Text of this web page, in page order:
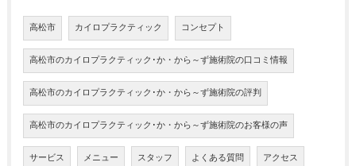
高松市 カイロプラクティック コンセプト
高松市のカイロプラクティック･か・から～ず施術院の口コミ情報
高松市のカイロプラクティック･か・から～ず施術院の評判
高松市のカイロプラクティック･か・から～ず施術院のお客様の声
サービス メニュー スタッフ よくある質問 アクセス